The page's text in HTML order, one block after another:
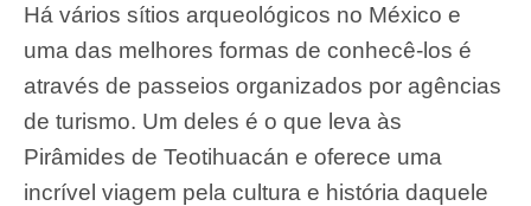
Há vários sítios arqueológicos no México e
uma das melhores formas de conhecê-los é
através de passeios organizados por agências
de turismo. Um deles é o que leva às
Pirâmides de Teotihuacán e oferece uma
incrível viagem pela cultura e história daquele